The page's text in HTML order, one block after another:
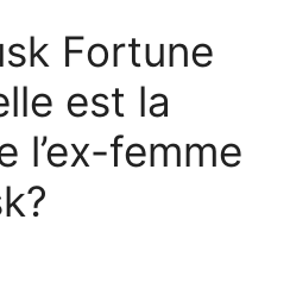
Fortune
est la
l’ex-femme